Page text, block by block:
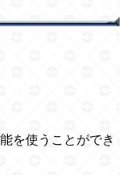
を使うことができ